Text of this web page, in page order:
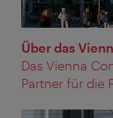
Über das
Das Vienna
Partner für die